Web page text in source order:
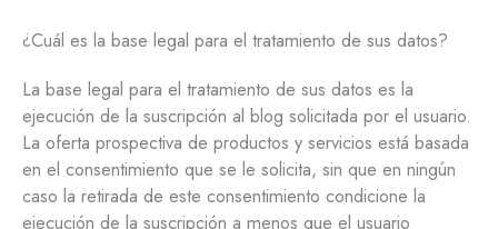
¿Cuál es la base legal para el tratamiento de sus datos?
La base legal para el tratamiento de sus datos es la
ejecución de la suscripción al blog solicitada por el usuario.
La oferta prospectiva de productos y servicios está basada
en el consentimiento que se le solicita, sin que en ningún
caso la retirada de este consentimiento condicione la
ejecución de la suscripción a menos que el usuario